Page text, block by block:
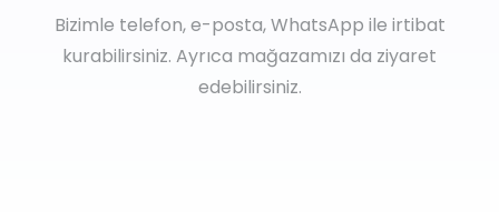
Bizimle telefon, e-posta, WhatsApp ile irtibat
kurabilirsiniz. Ayrıca mağazamızı da ziyaret
edebilirsiniz.